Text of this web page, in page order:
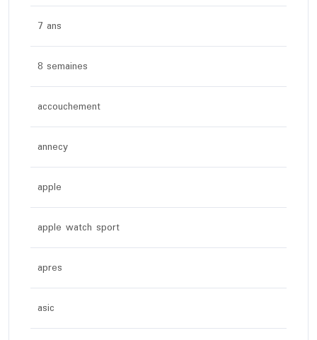
7 ans
8 semaines
accouchement
annecy
apple
apple watch sport
apres
asic